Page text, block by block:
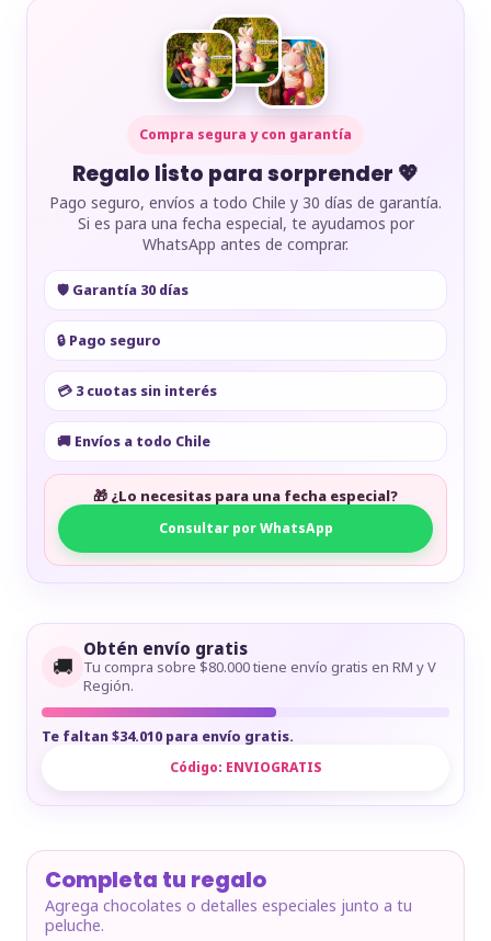
Compra segura y con garantía
Regalo listo para sorprender 💖
Pago seguro, envíos a todo Chile y 30 días de garantía.
Si es para una fecha especial, te ayudamos por
WhatsApp antes de comprar.
🛡️ Garantía 30 días
🔒 Pago seguro
💳 3 cuotas sin interés
🚚 Envíos a todo Chile
🎁 ¿Lo necesitas para una fecha especial?
Consultar por WhatsApp
🚚
Obtén envío gratis
Tu compra sobre $80.000 tiene envío gratis en RM y V
Región.
Te faltan $34.010 para envío gratis.
Código: ENVIOGRATIS
Completa tu regalo
Agrega chocolates o detalles especiales junto a tu
peluche.